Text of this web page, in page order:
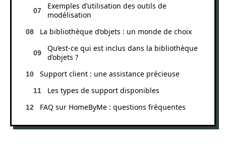
Exemples d’utilisation des outils de
modélisation
La bibliothèque d’objets : un monde de choix
Qu’est-ce qui est inclus dans la bibliothèque
d’objets ?
Support client : une assistance précieuse
Les types de support disponibles
FAQ sur HomeByMe : questions fréquentes